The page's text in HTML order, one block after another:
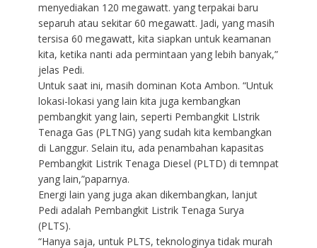
menyediakan 120 megawatt. yang terpakai baru
separuh atau sekitar 60 megawatt. Jadi, yang masih
tersisa 60 megawatt, kita siapkan untuk keamanan
kita, ketika nanti ada permintaan yang lebih banyak,”
jelas Pedi.
Untuk saat ini, masih dominan Kota Ambon. “Untuk
lokasi-lokasi yang lain kita juga kembangkan
pembangkit yang lain, seperti Pembangkit LIstrik
Tenaga Gas (PLTNG) yang sudah kita kembangkan
di Langgur. Selain itu, ada penambahan kapasitas
Pembangkit Listrik Tenaga Diesel (PLTD) di temnpat
yang lain,”paparnya.
Energi lain yang juga akan dikembangkan, lanjut
Pedi adalah Pembangkit Listrik Tenaga Surya
(PLTS).
“Hanya saja, untuk PLTS, teknologinya tidak murah